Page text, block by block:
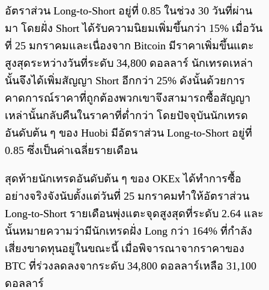
อัตราส่วน Long-to-Short อยู่ที่ 0.85 ในช่วง 30 วันที่ผ่าน
มา โดยฝั่ง Short ได้รับความนิยมเพิ่มขึ้นกว่า 15% เมื่อวัน
ที่ 25 มกราคมและเนื่องจาก Bitcoin มีราคาเพิ่มขึ้นแตะ
สูงสุดระหว่างวันที่ระดับ 34,800 ดอลลาร์ นักเทรดเหล่า
นั้นจึงได้เพิ่มสัญญา Short อีกกว่า 25% ดังนั้นด้วยการ
คาดการณ์ราคาที่ถูกต้องพวกเขาจึงสามารถซื้อสัญญา
เหล่านั้นกลับคืนในราคาที่ต่ำกว่า โดยปัจจุบันนักเทรด
อันดับต้น ๆ ของ Huobi มีอัตราส่วน Long-to-Short อยู่ที่
0.85 ซึ่งเป็นค่าเฉลี่ยรายเดือน
สุดท้ายนักเทรดอันดับต้น ๆ ของ OKEx ได้ทำการซื้อ
อย่างจริงจังนับตั้งแต่วันที่ 25 มกราคมทำให้อัตราส่วน
Long-to-Short รายเดือนพุ่งแตะจุดสูงสุดที่ระดับ 2.64 และ
นั้นหมายความว่ามีนักเทรดฝั่ง Long กว่า 164% ที่กำลัง
เสี่ยงขาดทุนอยู่ในขณะนี้ เมื่อพิจารณาจากราคาของ
BTC ที่ร่วงลดลงจากระดับ 34,800 ดอลลาร์เหลือ 31,100
ดอลลาร์